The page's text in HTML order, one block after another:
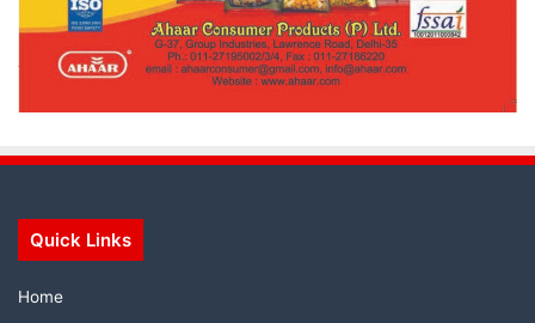
Quick Links
Home